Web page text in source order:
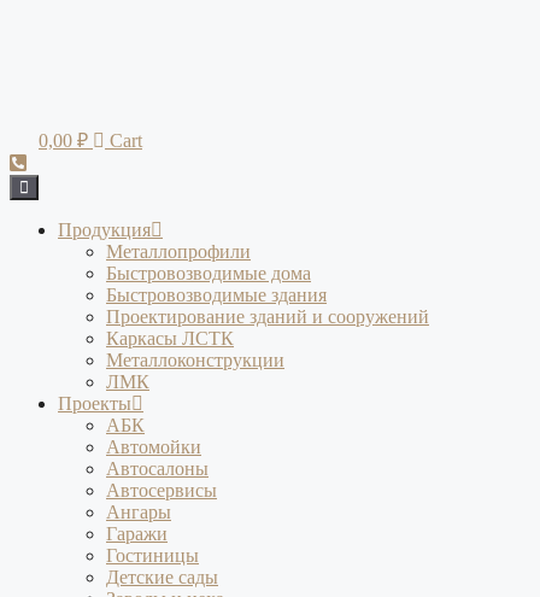
0,00 ₽ Cart
Продукция
Металлопрофили
Быстровозводимые дома
Быстровозводимые здания
Проектирование зданий и сооружений
Каркасы ЛСТК
Металлоконструкции
ЛМК
Проекты
АБК
Автомойки
Автосалоны
Автосервисы
Ангары
Гаражи
Гостиницы
Детские сады